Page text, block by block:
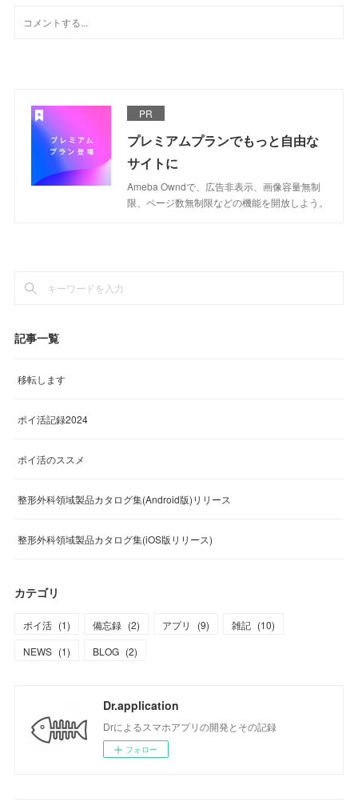
PR
プレミアムプランでもっと自由な
サイトに
Ameba Owndで、広告非表示、画像容量無制
限、ページ数無制限などの機能を開放しよう。
記事一覧
移転します
ポイ活記録2024
ポイ活のススメ
整形外科領域製品カタログ集(Android版)リリース
整形外科領域製品カタログ集(iOS版リリース)
カテゴリ
ポイ活 (1) 備忘録 (2) アプリ (9) 雑記 (10)
NEWS (1) BLOG (2)
Dr.application
Drによるスマホアプリの開発とその記録
フォロー